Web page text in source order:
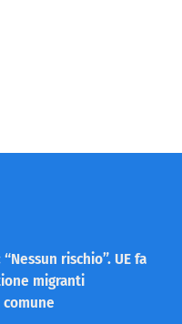
rischio”. UE fa
migranti